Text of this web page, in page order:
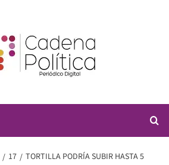
17
TORTILLA PODRÍA SUBIR HASTA 5